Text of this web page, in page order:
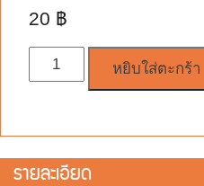
20 ฿
จำนวน
หยิบใส่ตะกร้า
รายละเอียด